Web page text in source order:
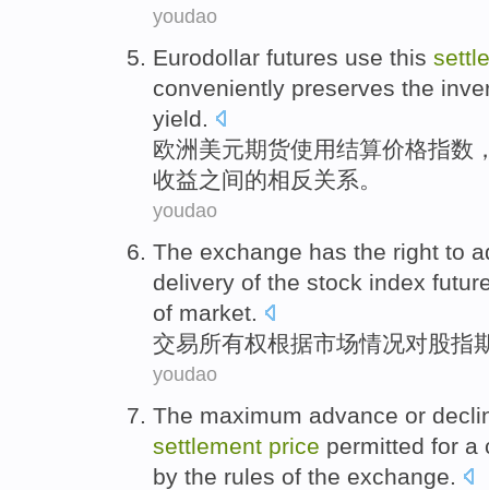
youdao
Eurodollar futures use this
conveniently preserves the
yield.
欧洲美元期货使用结算价格指数
收益之间的相反关系。
youdao
The exchange has the right to
delivery of the stock index
of market.
交易所有权根据市场情况对股指
youdao
The maximum advance or
settlement price permitted for
by the rules of the exchange.